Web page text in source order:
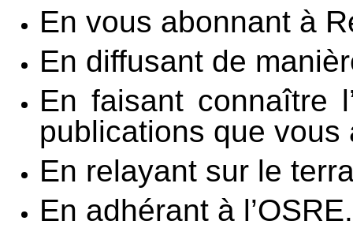
En vous abonnant à
En diffusant de
En faisant connaître
publications que
En relayant sur le
En adhérant à l’OSRE.